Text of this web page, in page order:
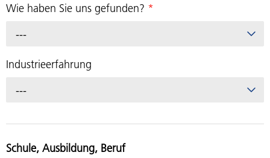
Wie haben Sie uns gefunden? *
---
Industrieerfahrung
---
Schule, Ausbildung, Beruf